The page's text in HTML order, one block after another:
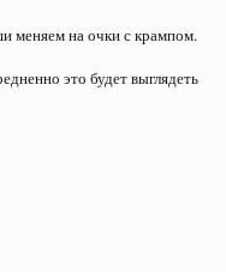
меняем на очки с крампом.
это будет выглядеть